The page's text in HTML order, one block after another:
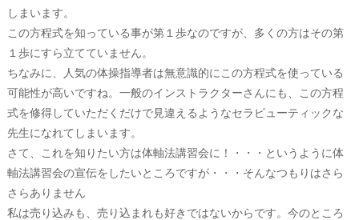
しまいます。
この方程式を知っている事が第１歩なのですが、多くの方はその第
１歩にすら立てていません。
ちなみに、人気の体操指導者は無意識的にこの方程式を使っている
可能性が高いですね。一般のインストラクターさんにも、この方程
式を修得していただくだけで見違えるようなセラピューティックな
先生になれてしまいます。
さて、これを知りたい方は体軸法講習会に！・・・というように体
軸法講習会の宣伝をしたいところですが・・・そんなつもりはさら
さらありません
私は売り込みも、売り込まれも好きではないからです。今のところ